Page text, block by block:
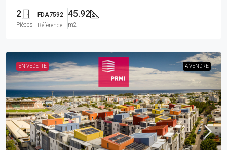
2
Pièces
FDA7592
Référence
45.92
m2
EN VEDETTE A VENDRE